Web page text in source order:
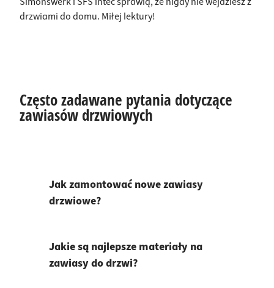
drzwiami do domu. Miłej lektury!
Często zadawane pytania dotyczące
zawiasów drzwiowych
Jak zamontować nowe zawiasy
drzwiowe?
Jakie są najlepsze materiały na
zawiasy do drzwi?